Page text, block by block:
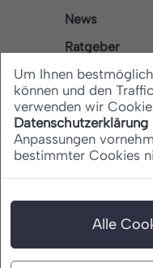
News
Ratgeber
Datenschutz
Impressum
Um Ihnen
können und den
verwenden wir
Datenschutzerklärung
Anpassungen
bestimmter Cookies
Alle